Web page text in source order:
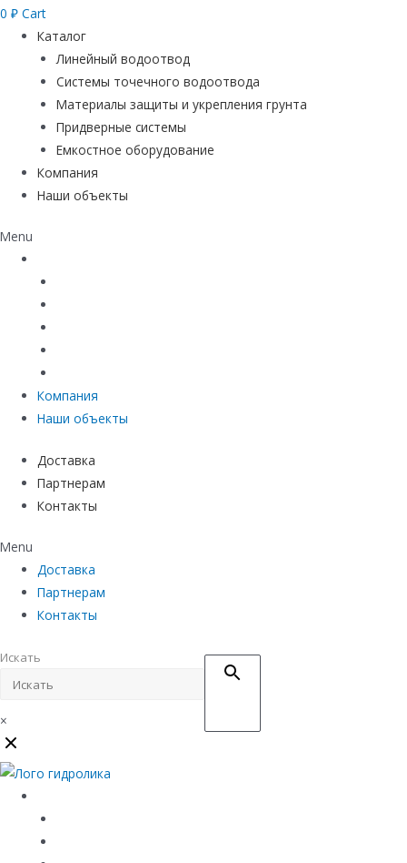
0 ₽ Cart
Каталог
Линейный водоотвод
Системы точечного водоотвода
Материалы защиты и укрепления грунта
Придверные системы
Емкостное оборудование
Компания
Наши объекты
Menu
Компания
Наши объекты
Доставка
Партнерам
Контакты
Menu
Доставка
Партнерам
Контакты
Искать
×